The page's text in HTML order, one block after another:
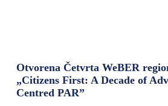
Otvorena Četvrta WeBER
„Citizens First: A Decade of
Centred PAR”